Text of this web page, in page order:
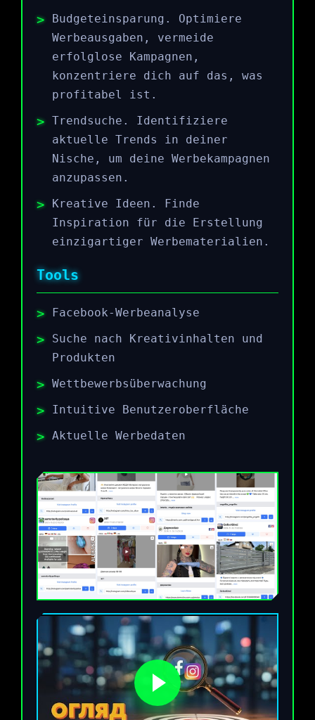
Budgeteinsparung. Optimiere
Werbeausgaben, vermeide
erfolglose Kampagnen,
konzentriere dich auf das, was
profitabel ist.
Trendsuche. Identifiziere
aktuelle Trends in deiner
Nische, um deine Werbekampagnen
anzupassen.
Kreative Ideen. Finde
Inspiration für die Erstellung
einzigartiger Werbematerialien.
Tools
Facebook-Werbeanalyse
Suche nach Kreativinhalten und
Produkten
Wettbewerbsüberwachung
Intuitive Benutzeroberfläche
Aktuelle Werbedaten